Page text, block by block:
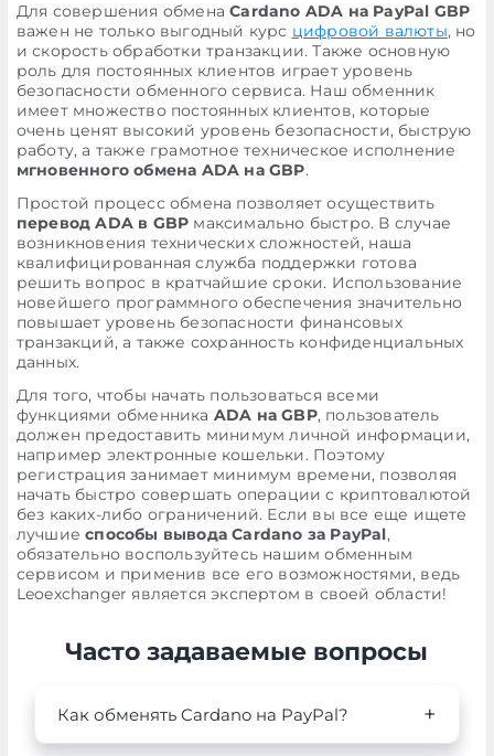
Для совершения обменаCardano ADA на PayPal GBP
важен не только выгодный курс цифровой валюты, но
и скорость обработки транзакции. Также основную
роль для постоянных клиентов играет уровень
безопасности обменного сервиса. Наш обменник
имеет множество постоянных клиентов, которые
очень ценят высокий уровень безопасности, быструю
работу, а также грамотное техническое исполнение
мгновенного обмена ADA на GBP.
Простой процесс обмена позволяет осуществить
перевод ADA в GBP максимально быстро. В случае
возникновения технических сложностей, наша
квалифицированная служба поддержки готова
решить вопрос в кратчайшие сроки. Использование
новейшего программного обеспечения значительно
повышает уровень безопасности финансовых
транзакций, а также сохранность конфиденциальных
данных.
Для того, чтобы начать пользоваться всеми
функциями обменника ADA на GBP, пользователь
должен предоставить минимум личной информации,
например электронные кошельки. Поэтому
регистрация занимает минимум времени, позволяя
начать быстро совершать операции с криптовалютой
без каких-либо ограничений. Если вы все еще ищете
лучшиеспособы вывода Cardano за PayPal,
обязательно воспользуйтесь нашим обменным
сервисом и применив все его возможностями, ведь
Leoexchanger является экспертом в своей области!
Часто задаваемые вопросы
Как обменять Cardano на PayPal?